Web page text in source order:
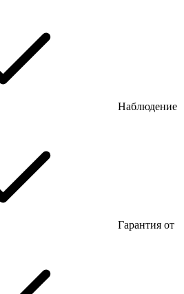
Наблюдение
Гарантия от